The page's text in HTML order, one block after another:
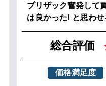
ブリザック奮発して
は良かった! と思わせ
総合評価
価格満足度